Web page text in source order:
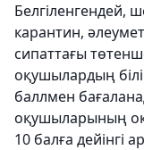
Белгіленгендей,
карантин,
сипаттағы
оқушылардың
баллмен
оқушыларының
10 балға дейінгі